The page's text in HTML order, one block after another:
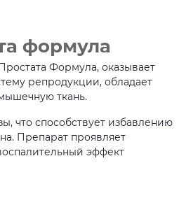
формула
Формула, оказывает
репродукции, обладает
ткань.
что способствует избавлению
Препарат проявляет
эффект